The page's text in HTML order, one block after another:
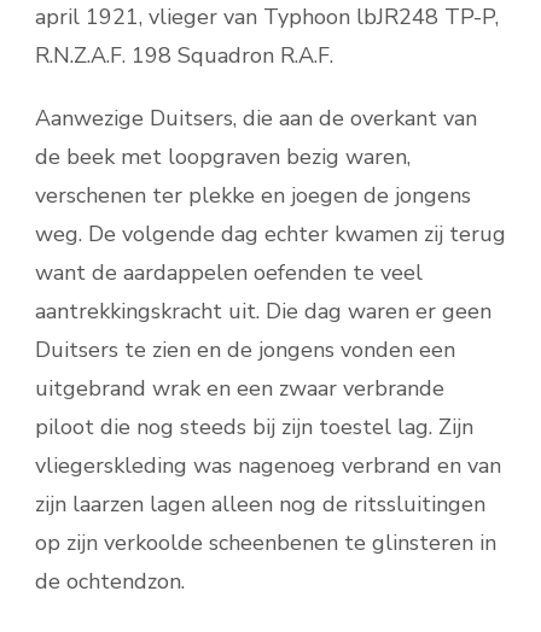
april 1921, vlieger van Typhoon lbJR248 TP-P,
R.N.Z.A.F. 198 Squadron R.A.F.
Aanwezige Duitsers, die aan de overkant van
de beek met loopgraven bezig waren,
verschenen ter plekke en joegen de jongens
weg. De volgende dag echter kwamen zij terug
want de aardappelen oefenden te veel
aantrekkingskracht uit. Die dag waren er geen
Duitsers te zien en de jongens vonden een
uitgebrand wrak en een zwaar verbrande
piloot die nog steeds bij zijn toestel lag. Zijn
vliegerskleding was nagenoeg verbrand en van
zijn laarzen lagen alleen nog de ritssluitingen
op zijn verkoolde scheenbenen te glinsteren in
de ochtendzon.